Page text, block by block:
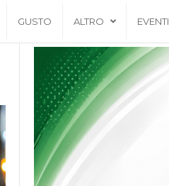
GUSTO ALTRO EVENTI